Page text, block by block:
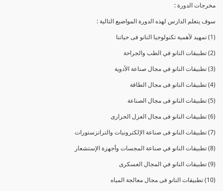
مخرجات الدورة :
سوف يتعلم الدارس لهذه الدورة المواضيع التالية :
(1) تمهيد لأهمية تكنولوجيا النانو فى حياتنا
(2) تطبيقات النانو في الطب والجراحة
(3) تطبيقات النانو في مجال صناعة الأدوية
(4) تطبيقات النانو فى مجال الطاقة
(5) تطبيقات النانو فى مجال الصناعة
(6) تطبيقات النانو فى مجال العزل الحرارى
(7) تطبيقات النانو فى صناعة الإلكترونيات والترانزستورات
(8) تطبيقات النانو في صناعة المجسات وأجهزة الإستشعار
(9) تطبيقات النانو في المجال العسكرى
(10) تطبيقات النانو فى مجال معالجة المياه